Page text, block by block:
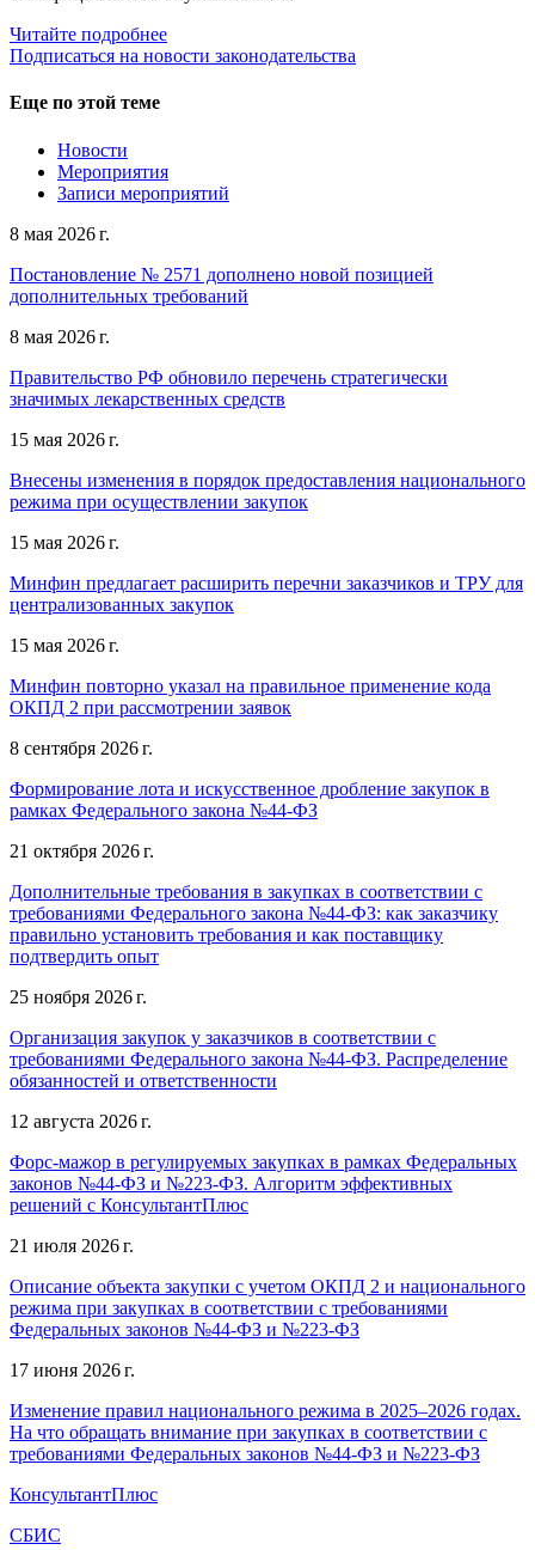
Читайте подробнее
Подписаться на новости законодательства
Еще по этой теме
Новости
Мероприятия
Записи мероприятий
8 мая 2026 г.
Постановление № 2571 дополнено новой позицией
дополнительных требований
8 мая 2026 г.
Правительство РФ обновило перечень стратегически
значимых лекарственных средств
15 мая 2026 г.
Внесены изменения в порядок предоставления национального
режима при осуществлении закупок
15 мая 2026 г.
Минфин предлагает расширить перечни заказчиков и ТРУ для
централизованных закупок
15 мая 2026 г.
Минфин повторно указал на правильное применение кода
ОКПД 2 при рассмотрении заявок
8 сентября 2026 г.
Формирование лота и искусственное дробление закупок в
рамках Федерального закона №44-ФЗ
21 октября 2026 г.
Дополнительные требования в закупках в соответствии с
требованиями Федерального закона №44-ФЗ: как заказчику
правильно установить требования и как поставщику
подтвердить опыт
25 ноября 2026 г.
Организация закупок у заказчиков в соответствии с
требованиями Федерального закона №44-ФЗ. Распределение
обязанностей и ответственности
12 августа 2026 г.
Форс-мажор в регулируемых закупках в рамках Федеральных
законов №44-ФЗ и №223-ФЗ. Алгоритм эффективных
решений с КонсультантПлюс
21 июля 2026 г.
Описание объекта закупки с учетом ОКПД 2 и национального
режима при закупках в соответствии с требованиями
Федеральных законов №44-ФЗ и №223-ФЗ
17 июня 2026 г.
Изменение правил национального режима в 2025–2026 годах.
На что обращать внимание при закупках в соответствии с
требованиями Федеральных законов №44-ФЗ и №223-ФЗ
КонсультантПлюс
СБИС